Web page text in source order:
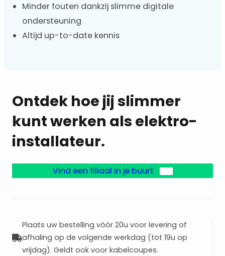
Minder fouten dankzij slimme digitale
ondersteuning
Altijd up-to-date kennis
Ontdek hoe jij slimmer
kunt werken als elektro-
installateur.
Vind een filiaal in je buurt
Plaats uw bestelling vóór 20u voor levering of
afhaling op de volgende werkdag (tot 19u op
vrijdag). Geldt ook voor kabelcoupes.